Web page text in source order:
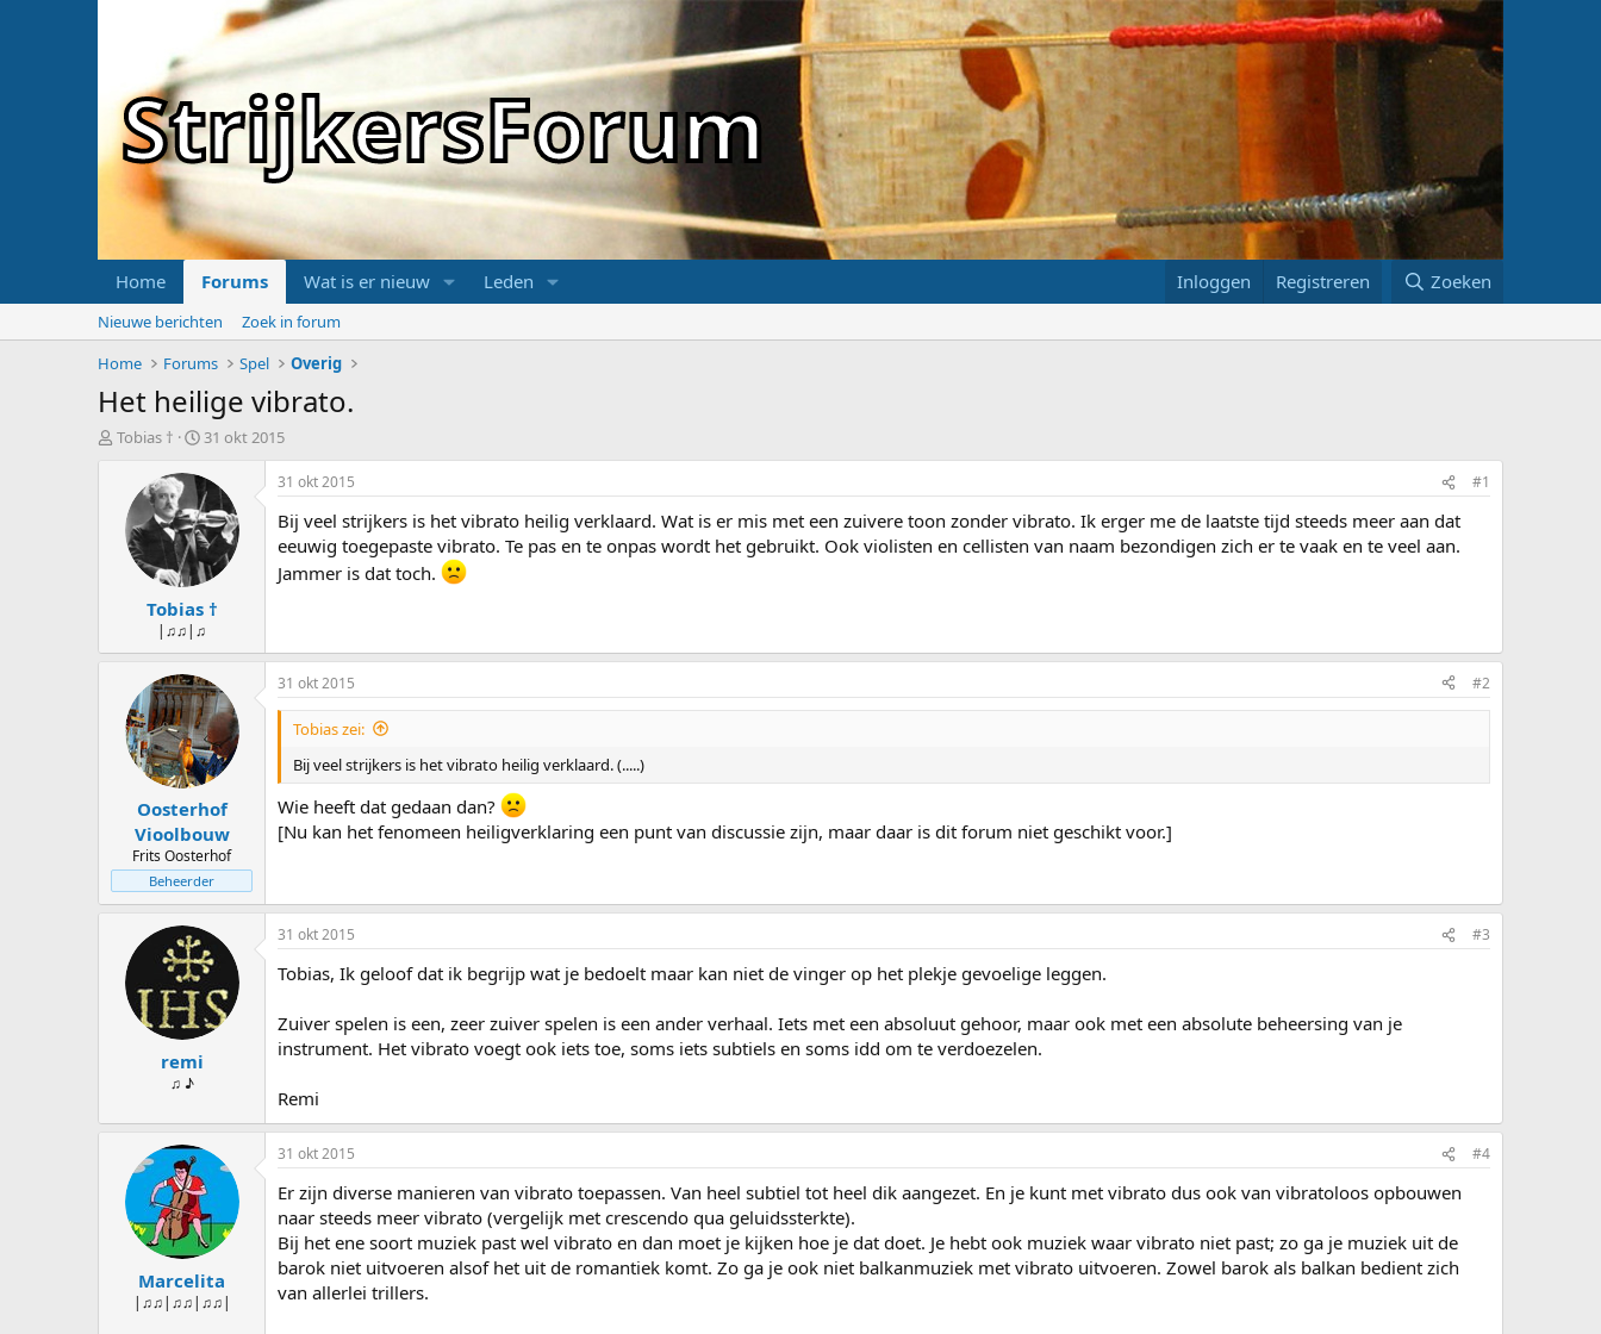
StrijkersForum
Home Forums Wat is er nieuw Leden Inloggen Registreren Zoeken
Nieuwe berichten
Zoek in forum
Home
Forums Spel Overig
Het heilige vibrato.
T
e
Tobias †
S
a
r
t
d
a
t
u
m
31 okt 2015
Tobias †
|♫♫|♫
31 okt 2015 #1
Bij veel strijkers is het vibrato heilig verklaard. Wat is er mis met een zuivere toon zonder vibrato. Ik erger me de laatste tijd steeds meer aan dat
eeuwig toegepaste vibrato. Te pas en te onpas wordt het gebruikt. Ook violisten en cellisten van naam bezondigen zich er te vaak en te veel aan.
Jammer is dat toch.
Oosterhof
Vioolbouw
Frits Oosterhof
Beheerder
31 okt 2015 #2
Tobias zei:
Bij veel strijkers is het vibrato heilig verklaard. (.....)
Wie heeft dat gedaan dan?
[Nu kan het fenomeen heiligverklaring een punt van discussie zijn, maar daar is dit forum niet geschikt voor.]
remi
♫ ♪
31 okt 2015 #3
Tobias, Ik geloof dat ik begrijp wat je bedoelt maar kan niet de vinger op het plekje gevoelige leggen.
Zuiver spelen is een, zeer zuiver spelen is een ander verhaal. Iets met een absoluut gehoor, maar ook met een absolute beheersing van je
instrument. Het vibrato voegt ook iets toe, soms iets subtiels en soms idd om te verdoezelen.
Remi
Marcelita
|♫♫|♫♫|♫♫|
31 okt 2015 #4
Er zijn diverse manieren van vibrato toepassen. Van heel subtiel tot heel dik aangezet. En je kunt met vibrato dus ook van vibratoloos opbouwen
naar steeds meer vibrato (vergelijk met crescendo qua geluidssterkte).
Bij het ene soort muziek past wel vibrato en dan moet je kijken hoe je dat doet. Je hebt ook muziek waar vibrato niet past; zo ga je muziek uit de
barok niet uitvoeren alsof het uit de romantiek komt. Zo ga je ook niet balkanmuziek met vibrato uitvoeren. Zowel barok als balkan bedient zich
van allerlei trillers.